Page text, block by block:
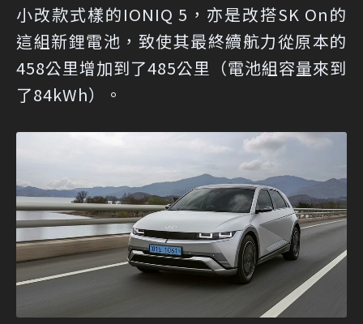
小改款式樣的IONIQ 5，亦是改搭SK On的
這組新鋰電池，致使其最終續航力從原本的
458公里增加到了485公里（電池組容量來到
了84kWh）。